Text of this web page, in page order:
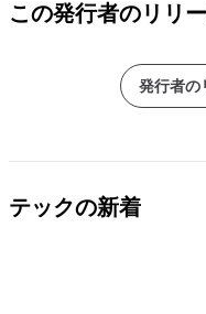
この発行者のリリ
発行者の
テックの新着